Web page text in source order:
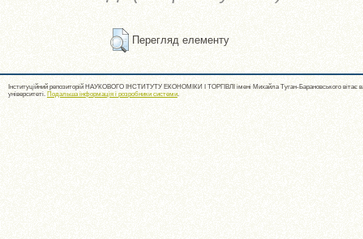
Перегляд елементу
Інституційний репозиторій НАУКОВОГО ІНСТИТУТУ ЕКОНОМІКИ І ТОРГІВЛІ імені Михайла Туган-Барановського вітає
університеті. Подальша інформація і розробники системи